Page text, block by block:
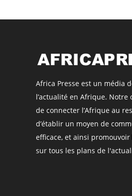
Africa Presse est un média
l’actualité en Afrique.
de connecter l’Afrique au
d’établir un moyen de
efficace, et ainsi
sur tous les plans de